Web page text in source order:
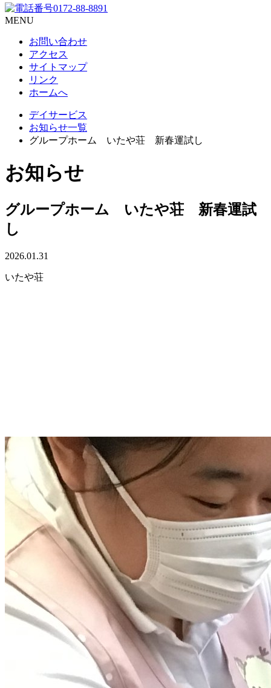
MENU
お問い合わせ
アクセス
サイトマップ
リンク
ホームへ
デイサービス
お知らせ一覧
グループホーム いたや荘 新春運試し
お知らせ
グループホーム いたや荘 新春運試
し
2026.01.31
いたや荘